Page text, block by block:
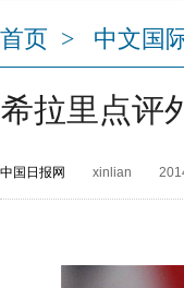
首页 > 中文国
希拉里点评
中国日报网 xinlian